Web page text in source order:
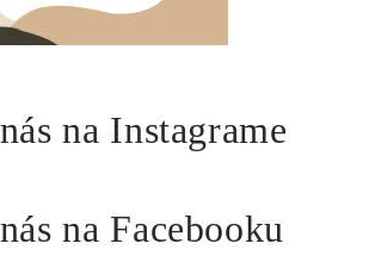
na Instagrame
na Facebooku